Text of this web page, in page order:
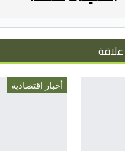
أخبار إقتصادية